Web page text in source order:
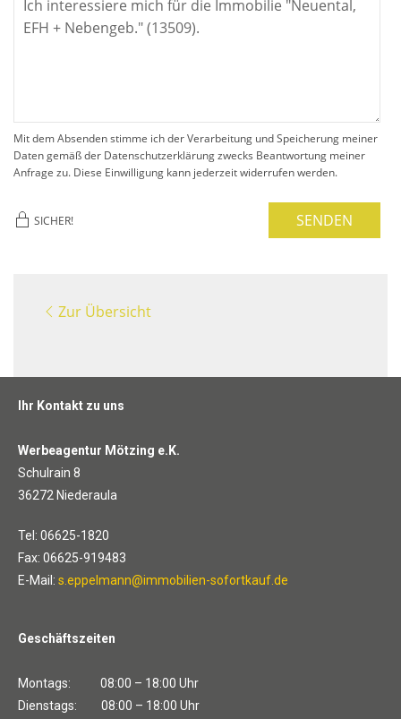
Mit dem Absenden stimme ich der Verarbeitung und Speicherung meiner
Daten gemäß der Datenschutzerklärung zwecks Beantwortung meiner
Anfrage zu. Diese Einwilligung kann jederzeit widerrufen werden.
SICHER! SENDEN
Zur Übersicht
Ihr Kontakt zu uns
Werbeagentur Mötzing e.K.
Schulrain 8
36272 Niederaula
Tel: 06625-1820
Fax: 06625-919483
E-Mail: s.eppelmann@immobilien-sofortkauf.de
Geschäftszeiten
Montags: 08:00 – 18:00 Uhr
Dienstags: 08:00 – 18:00 Uhr